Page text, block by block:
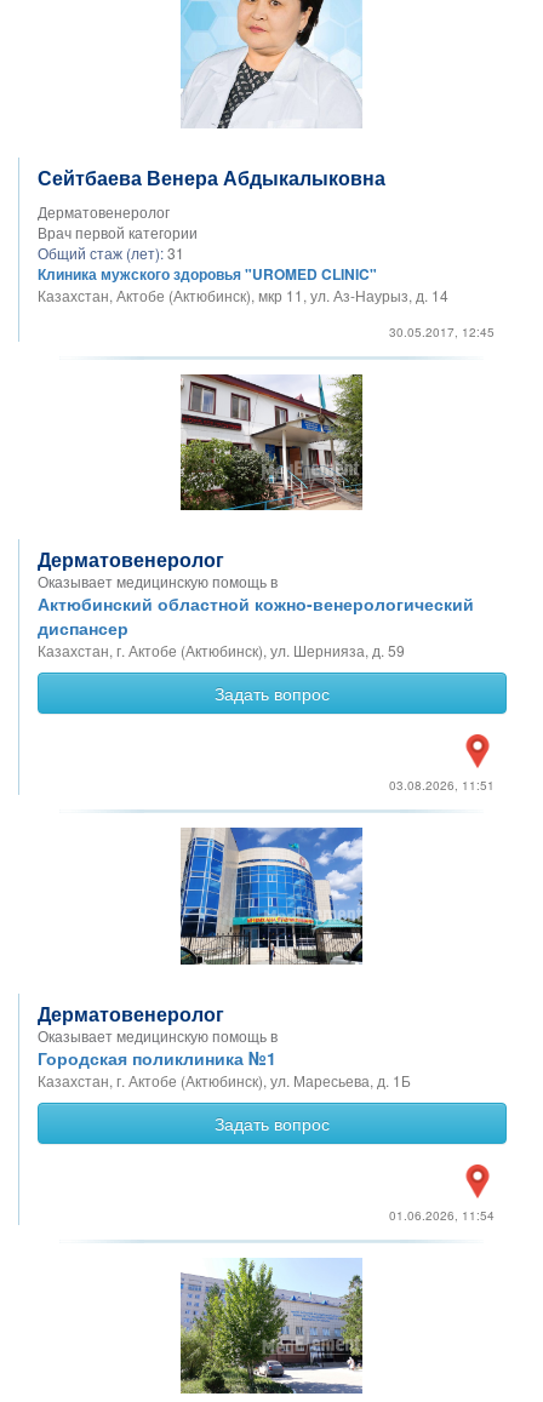
Сейтбаева Венера Абдыкалыковна
Дерматовенеролог
Врач первой категории
Общий стаж (лет):31
Клиника мужского здоровья "UROMED CLINIC"
Казахстан, Актобе (Актюбинск), мкр 11, ул. Аз-Наурыз, д. 14
30.05.2017, 12:45
Дерматовенеролог
Оказывает медицинскую помощь в
Актюбинский областной кожно-венерологический
диспансер
Казахстан, г. Актобе (Актюбинск), ул. Шернияза, д. 59
Задать вопрос
03.08.2026, 11:51
Дерматовенеролог
Оказывает медицинскую помощь в
Городская поликлиника №1
Казахстан, г. Актобе (Актюбинск), ул. Маресьева, д. 1Б
Задать вопрос
01.06.2026, 11:54